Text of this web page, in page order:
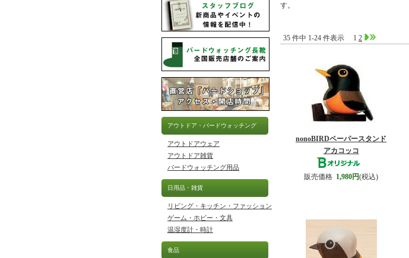
アウトドア・バードウォッチング
アウトドアウェア
アウトドア雑貨
バードウォッチング用品
日用品・雑貨
リビング・キッチン・ファッション
ゲーム・ホビー・文具
温湿度計・時計
食品
す。
35 件中 1-24 件表示 1 2
nonoBIRDペーパースタンド
アカコッコ
販売価格 1,980円(税込)